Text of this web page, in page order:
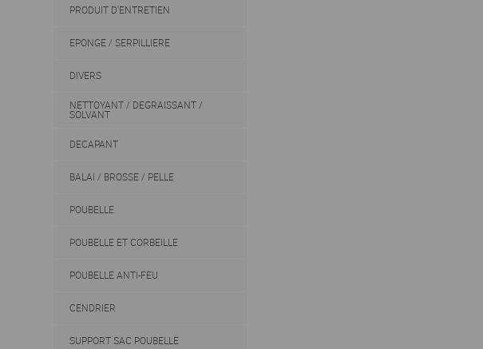
PRODUIT D'ENTRETIEN
EPONGE / SERPILLIERE
DIVERS
NETTOYANT / DEGRAISSANT /
SOLVANT
DECAPANT
BALAI / BROSSE / PELLE
POUBELLE
POUBELLE ET CORBEILLE
POUBELLE ANTI-FEU
CENDRIER
SUPPORT SAC POUBELLE